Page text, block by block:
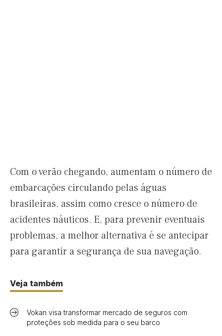
Com o verão chegando, aumentam o número de
embarcações circulando pelas águas
brasileiras, assim como cresce o número de
acidentes náuticos. E, para prevenir eventuais
problemas, a melhor alternativa é se antecipar
para garantir a segurança de sua navegação.
Veja também
Vokan visa transformar mercado de seguros com
proteções sob medida para o seu barco